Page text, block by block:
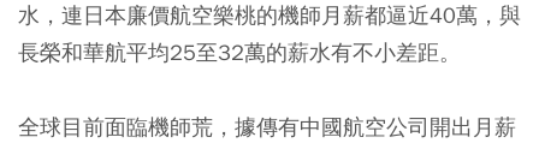
水，連日本廉價航空樂桃的機師月薪都逼近40萬，與
長榮和華航平均25至32萬的薪水有不小差距。
全球目前面臨機師荒，據傳有中國航空公司開出月薪